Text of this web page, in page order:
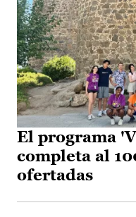
El programa
completa al
ofertadas